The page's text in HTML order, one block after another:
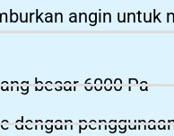
angin untuk
besar 6000 Pa
dengan